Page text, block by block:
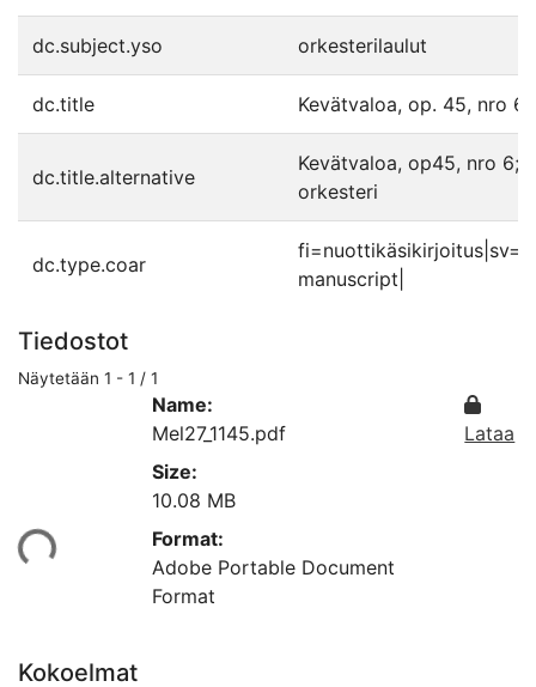
dc.subject.yso orkesterilaulut
dc.title Kevätvaloa, op. 45, nro 6
dc.title.alternative
Kevätvaloa, op45, nro 6;
orkesteri
dc.type.coar
manuscript|
Tiedostot
Näytetään 1 - 1 / 1
Name:
Mel27_1145.pdf
Size:
10.08 MB
Format:
Adobe Portable Document
Format
Lataa
Kokoelmat